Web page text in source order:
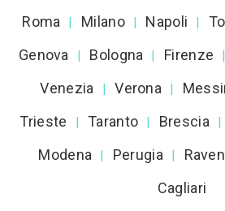
Roma | Milano | Napoli |
Genova | Bologna | Firenze |
Venezia | Verona |
Trieste | Taranto | Brescia |
Modena | Perugia |
Cagliari